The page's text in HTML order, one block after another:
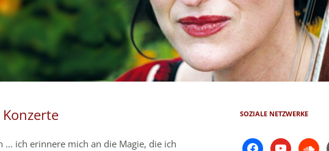
… ich erinnere mich an die Magie, die ich
SOZIALE NETZWERKE
facebookyoutube